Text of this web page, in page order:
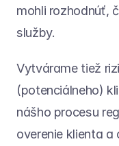
mohli rozhodnúť,
služby.
Vytvárame tiež
(potenciálneho)
nášho procesu
overenie klienta